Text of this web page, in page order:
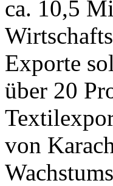
ca. 10,5
Exporte
über 20
von